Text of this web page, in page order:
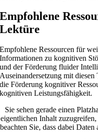
Empfohlene
Lektüre
Empfohlene Ressourcen für
Informationen zu kognitiven
und der Förderung fluider
Auseinandersetzung mit
die Förderung kognitiver
kognitiven Leistungsfähigkeit.
Sie sehen gerade einen
eigentlichen Inhalt
beachten Sie, dass dabei